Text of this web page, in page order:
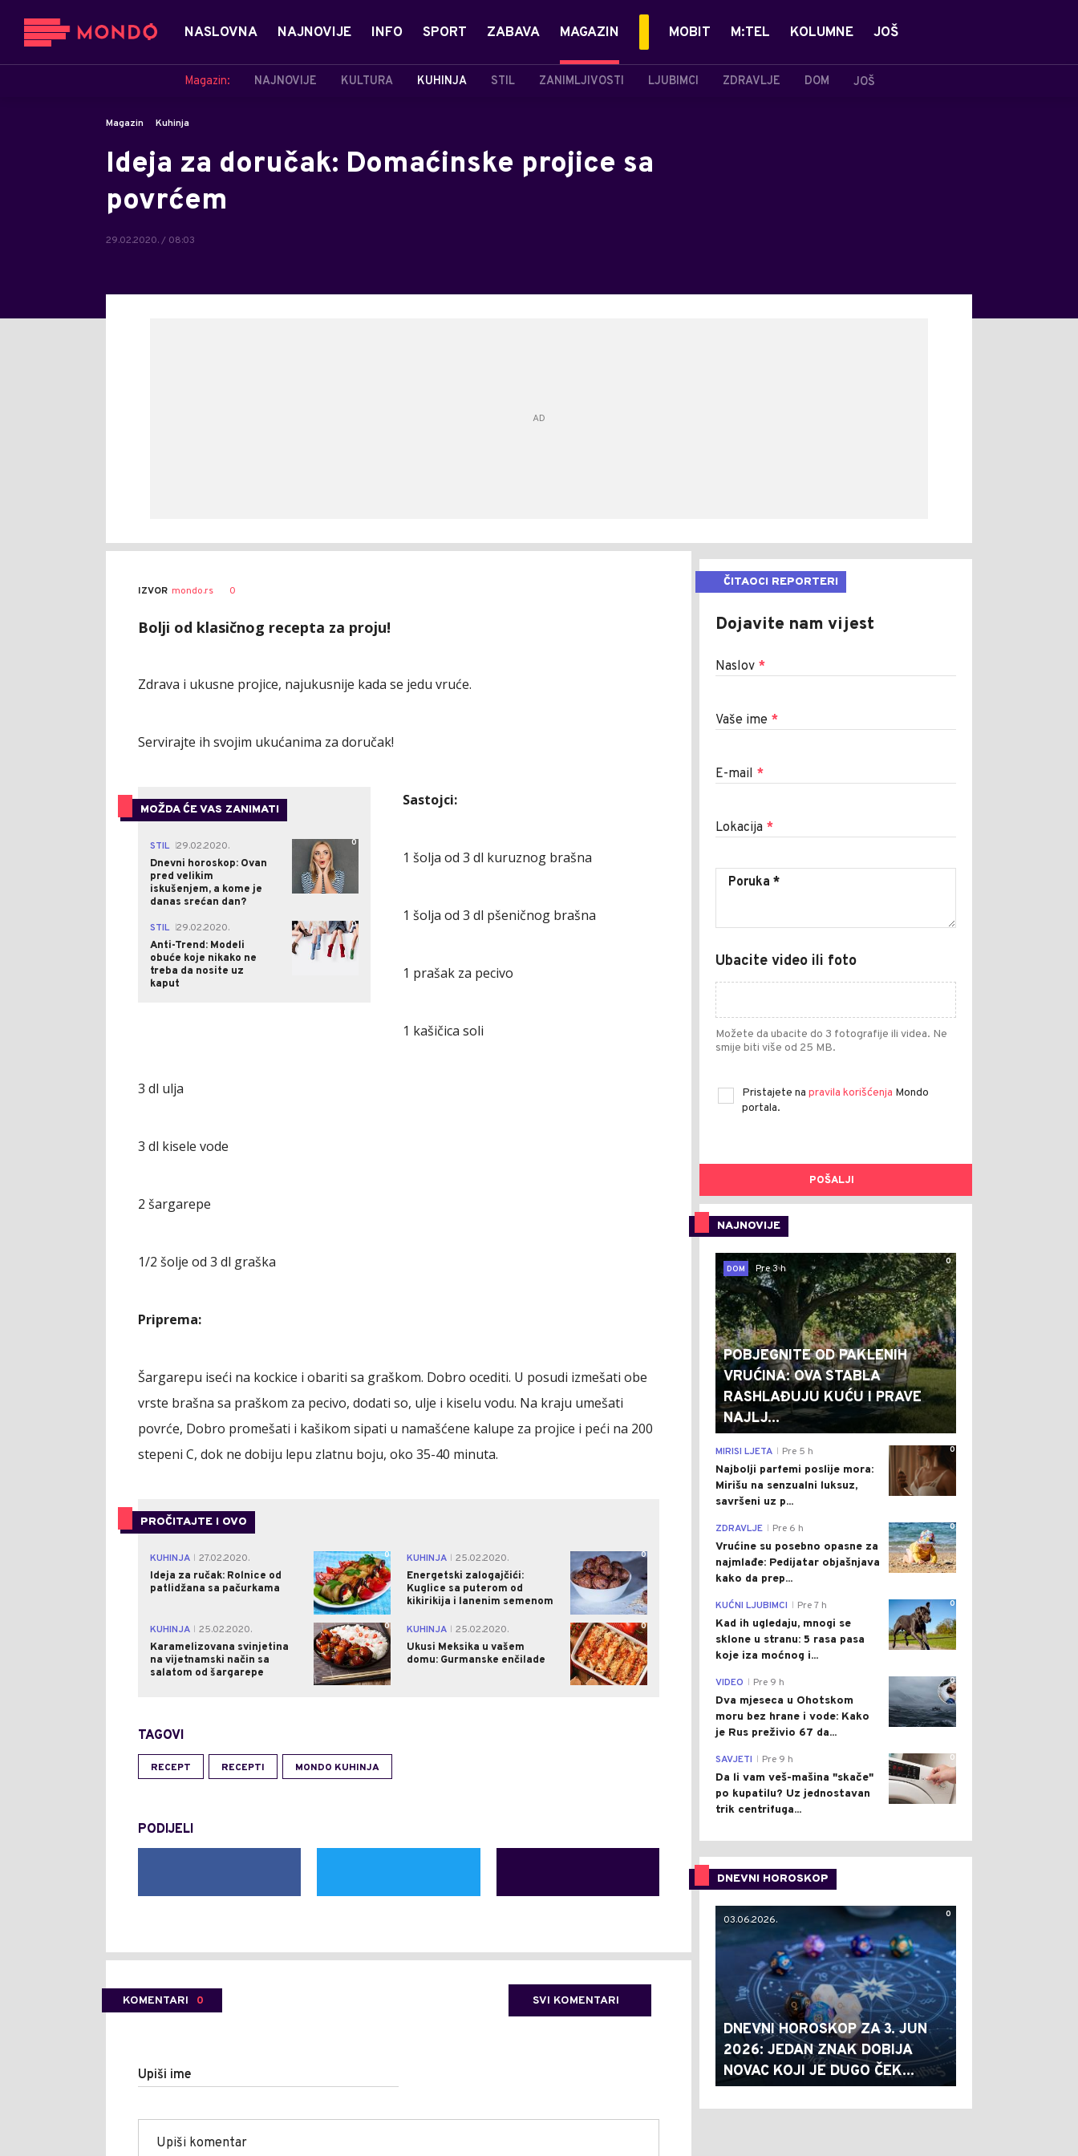
NASLOVNA NAJNOVIJE INFO SPORT ZABAVA MAGAZIN
Magazin: NAJNOVIJE KULTURA KUHINJA STIL ZANIMLJIVOSTI LJUBIMCI ZDRAVLJE DOM JOŠ
MOBIT M:TEL KOLUMNE JOŠ
Magazin Kuhinja
Ideja za doručak: Domaćinske projice sa
povrćem
29.02.2020. / 08:03
IZVOR mondo.rs 0
Bolji od klasičnog recepta za proju!
Zdrava i ukusne projice, najukusnije kada se jedu vruće.
Servirajte ih svojim ukućanima za doručak!
MOŽDA ĆE VAS ZANIMATI
STIL 29.02.2020.
Dnevni horoskop: Ovan
pred velikim
iskušenjem, a kome je
danas srećan dan?
0
STIL 29.02.2020.
Anti-Trend: Modeli
obuće koje nikako ne
treba da nosite uz
kaput
0
Sastojci:
1 šolja od 3 dl kuruznog brašna
1 šolja od 3 dl pšeničnog brašna
1 prašak za pecivo
1 kašičica soli
3 dl ulja
3 dl kisele vode
2 šargarepe
1/2 šolje od 3 dl graška
Priprema:
Šargarepu iseći na kockice i obariti sa graškom. Dobro ocediti. U posudi izmešati obe
vrste brašna sa praškom za pecivo, dodati so, ulje i kiselu vodu. Na kraju umešati
povrće, Dobro promešati i kašikom sipati u namašćene kalupe za projice i peći na 200
stepeni C, dok ne dobiju lepu zlatnu boju, oko 35-40 minuta.
PROČITAJTE I OVO
KUHINJA
27.02.2020.
Ideja za ručak: Rolnice od
patlidžana sa pačurkama
0 KUHINJA
25.02.2020.
Energetski zalogajčići:
Kuglice sa puterom od
kikirikija i lanenim semenom
0
KUHINJA
25.02.2020.
Karamelizovana svinjetina
na vijetnamski način sa
salatom od šargarepe
0 KUHINJA
25.02.2020.
Ukusi Meksika u vašem
domu: Gurmanske enčilade
0
TAGOVI
RECEPT RECEPTI MONDO KUHINJA
PODIJELI
KOMENTARI 0 SVI KOMENTARI
Upiši ime
ČITAOCI REPORTERI
Dojavite nam vijest
Naslov *
Vaše ime *
E-mail *
Lokacija *
Ubacite video ili foto
Možete da ubacite do 3 fotografije ili videa. Ne
smije biti više od 25 MB.
Pristajete na pravila korišćenja Mondo
portala.
POŠALJI
NAJNOVIJE
0
DOM
Pre 3 h
POBJEGNITE OD PAKLENIH
VRUĆINA: OVA STABLA
RASHLAĐUJU KUĆU I PRAVE
NAJLJ...
0
MIRISI LJETA Pre 5 h
Najbolji parfemi poslije mora:
Mirišu na senzualni luksuz,
savršeni uz p...
0
ZDRAVLJE Pre 6 h
Vrućine su posebno opasne za
najmlađe: Pedijatar objašnjava
kako da prep...
0
KUĆNI LJUBIMCI Pre 7 h
Kad ih ugledaju, mnogi se
sklone u stranu: 5 rasa pasa
koje iza moćnog i...
0
VIDEO Pre 9 h
Dva mjeseca u Ohotskom
moru bez hrane i vode: Kako
je Rus preživio 67 da...
0
SAVJETI Pre 9 h
Da li vam veš-mašina "skače"
po kupatilu? Uz jednostavan
trik centrifuga...
DNEVNI HOROSKOP
0
03.06.2026.
DNEVNI HOROSKOP ZA 3. JUN
2026: JEDAN ZNAK DOBIJA
NOVAC KOJI JE DUGO ČEK...